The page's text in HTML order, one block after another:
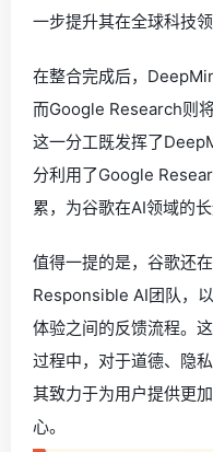
一步提升其在全球科技领
在整合完成后，
而Google Research则
这一分工既发挥了
分利用了Google
累，为谷歌在AI领域的
值得一提的是，谷歌还
Responsible AI团队，
体验之间的反馈流程。
过程中，对于道德、隐
其致力于为用户提供更
心。